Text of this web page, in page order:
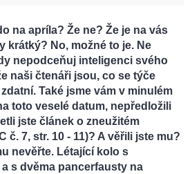
na apríla? Že ne? Že je na vás
krátký? No, možné to je. Ne
nepodceňuj inteligenci svého
naši čtenáři jsou, co se týče
Také jsme vám v minulém
toto veselé datum, nepředložili
jste článek o zneužitém
č. 7, str. 10 - 11)? A věřili jste mu?
nevěřte. Létající kolo s
s dvěma pancerfausty na